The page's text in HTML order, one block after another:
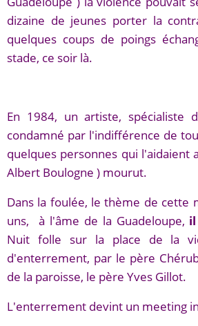
dizaine de jeunes porter la
quelques coups de poings
stade, ce soir là.
En 1984, un artiste, spécialiste
condamné par l'indifférence de
quelques personnes qui
Albert Boulogne ) mourut.
Dans la foulée, le thème de cette
uns, à l'âme de la Guadeloupe,
Nuit folle sur la place de la
d'enterrement, par le père
de la paroisse, le père Yves Gillot.
L'enterrement devint un meeting